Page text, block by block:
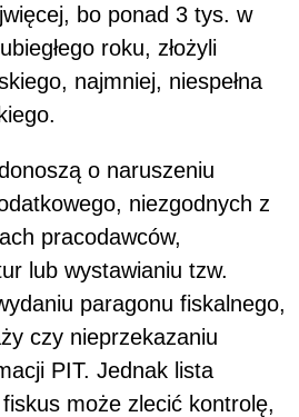
bo ponad 3 tys. w
roku, złożyli
najmniej, niespełna
o naruszeniu
niezgodnych z
pracodawców,
lub wystawianiu tzw.
paragonu fiskalnego,
czy nieprzekazaniu
PIT. Jednak lista
może zlecić kontrolę,